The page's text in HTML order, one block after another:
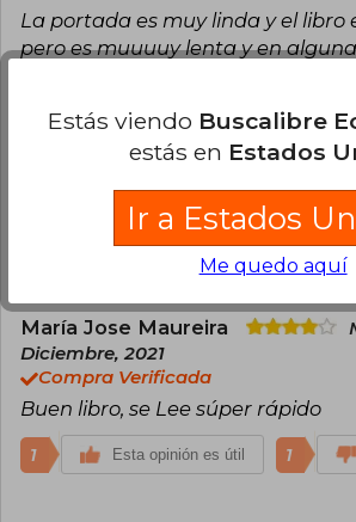
La portada es muy linda y el libro
pero es muuuuy lenta y en
no me gusto particularmente es
protagonista no sabe lo que
lector está clarísimo con quien se
quedar desde el día 1
Esta opinión es útil 0
María Jose Maureira
Diciembre, 2021
Compra Verificada
Buen libro, se Lee súper rápido
1 Esta opinión es útil 1
Estás viendo Buscalibre
estás en Estados
Ir a Estados
Me quedo aquí